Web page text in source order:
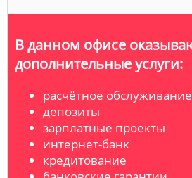
В данном офисе
дополнительные услуги:
расчётное обслуживание
депозиты
зарплатные проекты
интернет-банк
кредитование